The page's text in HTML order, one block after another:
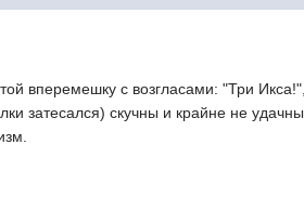
вперемешку с возгласами: "Три Икса!",
затесался) скучны и крайне не удачны.